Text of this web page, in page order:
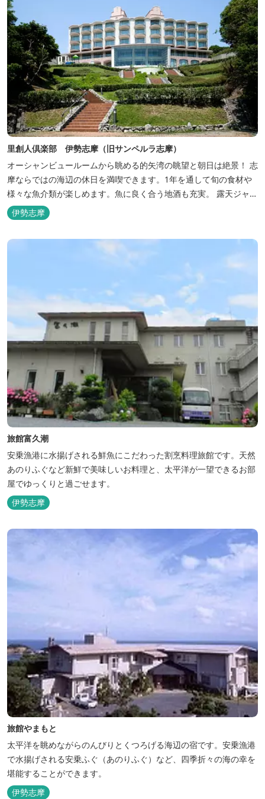
里創人倶楽部 伊勢志摩（旧サンペルラ志摩）
オーシャンビュールームから眺める的矢湾の眺望と朝日は絶景！ 志
摩ならではの海辺の休日を満喫できます。1年を通して旬の食材や
様々な魚介類が楽しめます。魚に良く合う地酒も充実。 露天ジャク
ジーや、本格エステがあるのも女性には嬉しい！ 最高級のリゾート
ホテル「里創人倶楽部 伊勢志摩」にぜひお越しください。
伊勢志摩
旅館富久潮
安乗漁港に水揚げされる鮮魚にこだわった割烹料理旅館です。天然
あのりふぐなど新鮮で美味しいお料理と、太平洋が一望できるお部
屋でゆっくりと過ごせます。
伊勢志摩
旅館やまもと
太平洋を眺めながらのんびりとくつろげる海辺の宿です。安乗漁港
で水揚げされる安乗ふぐ（あのりふぐ）など、四季折々の海の幸を
堪能することができます。
伊勢志摩